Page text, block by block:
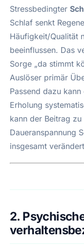
Stressbedingter
Schlaf senkt
Häufigkeit/Qualität
beeinflussen. Das
Sorge „da stimmt
Auslöser primär
Passend dazu
Erholung
kann der Beitrag zu
Daueranspannung
insgesamt
2.